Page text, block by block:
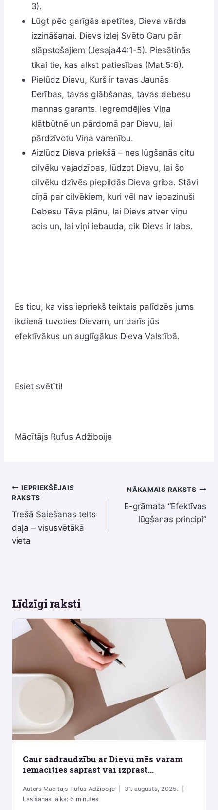
3).
Lūgt pēc garīgās apetītes, Dieva vārda
izzināšanai. Dievs izlej Svēto Garu pār
slāpstošajiem (Jesaja44:1-5). Piesātinās
tikai tie, kas alkst patiesības (Mat.5:6).
Pielūdz Dievu, Kurš ir tavas Jaunās
Derības, tavas glābšanas, tavas debesu
mannas garants. Iegremdējies Viņa
klātbūtnē un pārdomā par Dievu, lai
pārdzīvotu Viņa varenību.
Aizlūdz Dieva priekšā – nes lūgšanās citu
cilvēku vajadzības, lūdzot Dievu, lai šo
cilvēku dzīvēs piepildās Dieva griba. Stāvi
cīņā par cilvēkiem, kuri vēl nav iepazinuši
Debesu Tēva plānu, lai Dievs atver viņu
acis un, lai viņi iebauda, cik Dievs ir labs.
Es ticu, ka viss iepriekš teiktais palīdzēs jums
ikdienā tuvoties Dievam, un darīs jūs
efektīvākus un auglīgākus Dieva Valstībā.
Esiet svētīti!
Mācītājs Rufus Adžiboije
Ziņu
izvēlne
IEPRIEKŠĒJAIS
RAKSTS
Trešā Saiešanas telts
daļa – visusvētākā
vieta
NĀKAMAIS RAKSTS
E-grāmata “Efektīvas
lūgšanas principi”
Līdzīgi raksti
Caur sadraudzību ar Dievu mēs varam
iemācīties saprast vai izprast…
Autors Mācītājs Rufus Adžiboije
31. augusts, 2025.
Lasīšanas laiks:6 minutes